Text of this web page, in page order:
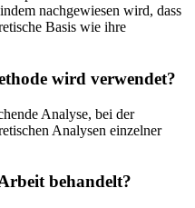
nachgewiesen wird, dass
Basis wie ihre
wird verwendet?
Analyse, bei der
Analysen einzelner
behandelt?